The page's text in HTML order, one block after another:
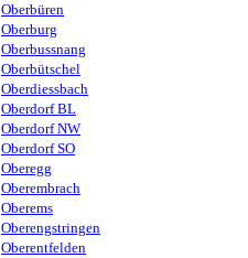
Oberbüren
Oberburg
Oberbussnang
Oberbütschel
Oberdiessbach
Oberdorf BL
Oberdorf NW
Oberdorf SO
Oberegg
Oberembrach
Oberems
Oberengstringen
Oberentfelden